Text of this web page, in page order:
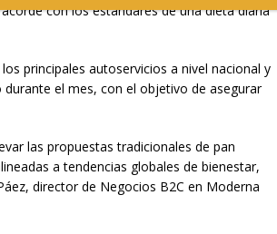
con los estándares de una dieta diaria
principales autoservicios a nivel nacional y
el mes, con el objetivo de asegurar
las propuestas tradicionales de pan
a tendencias globales de bienestar,
director de Negocios B2C en Moderna